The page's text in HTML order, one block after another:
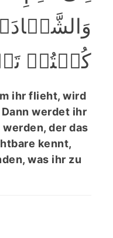
کُنۡتُمۡ
ihr flieht, wird
werdet ihr
der das
kennt,
was ihr zu